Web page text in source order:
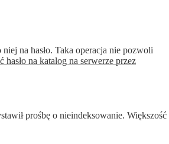
na hasło. Taka operacja nie pozwoli
hasło na katalog na serwerze przez
prośbę o nieindeksowanie. Większość